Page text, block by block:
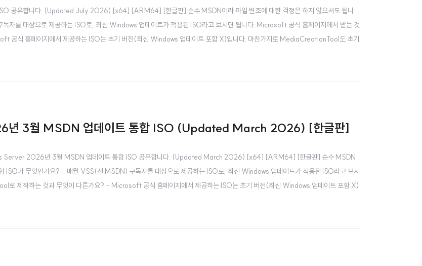
공유합니다. (Updated July 2026) [x64] [ARM64] [한글판] 순수 MSDN이라 파일 변조에 대한 걱정은 하지 않으셔도 됩니
를 대상으로 제공하는 ISO로, 최신 Windows 업데이트가 적용된 ISO라고 보시면 됩니다. Microsoft 공식 홈페이지에서 받는 것
식 홈페이지에서 제공하는 ISO는 초기 버전(최신 Windows 업데이트 포함 X)입니다. 마찬가지로 MediaCreationTool도 초기
3월 MSDN 업데이트 통합 ISO (Updated March 2026) [한글판]
Server 2026년 3월 MSDN 업데이트 통합 ISO 공유합니다. (Updated March 2026) [x64] [ARM64] [한글판] 순수 MSDN
ISO가 무엇인가요? - 매월 VSS(전 MSDN) 구독자를 대상으로 제공하는 ISO로, 최신 Windows 업데이트가 적용된 ISO라고 보시
제작하는 것과 무엇이 다른가요? - Microsoft 공식 홈페이지에서 제공하는 ISO는 초기 버전(최신 Windows 업데이트 포함 X)